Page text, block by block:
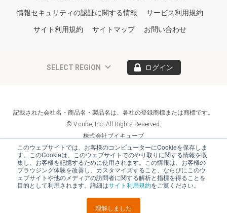
このウェブサイトでは、お客様のコンピューターにCookieを保存しま
す。このCookieは、このウェブサイトでのやり取りに関する情報を収
集し、お客様を記憶するために使用されます。この情報は、お客様の
ブラウジング体験を改善し、カスタマイズすること、ならびにこのウ
ェブサイトや他のメディアの訪問者に関する解析と指標を得ることを
目的として利用されます。詳細はサイト利用規約をご覧ください。
理解しました
情報セキュリティの認証に関する情報 サービス利用規約
サイト利用規約 サイトマップ お問い合わせ
SELECT REGION ログイン
記載された会社名・商品名・製品名は、各社の登録商標または商標です。
© V-cube, Inc. All Rights Reserved.
株式会社ブイキューブ
Follow Us